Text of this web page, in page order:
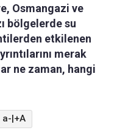
Osmangazi ve
bölgelerde su
etkilenen
merak
ne zaman, hangi
a-|+A